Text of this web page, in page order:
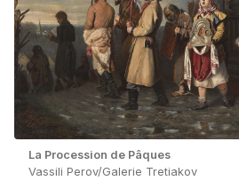
La Procession de Pâques
Vassili Perov/Galerie Tretiakov